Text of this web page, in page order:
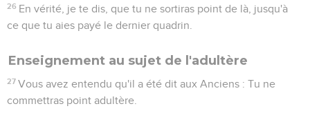
26 En vérité, je te dis, que tu ne sortiras point de là, jusqu'à
ce que tu aies payé le dernier quadrin.
Enseignement au sujet de l'adultère
27 Vous avez entendu qu'il a été dit aux Anciens : Tu ne
commettras point adultère.